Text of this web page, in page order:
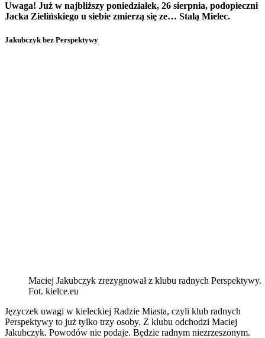
Uwaga! Już w najbliższy poniedziałek, 26 sierpnia, podopieczni
Jacka Zielińskiego u siebie zmierzą się ze… Stalą Mielec.
Jakubczyk bez Perspektywy
Maciej Jakubczyk zrezygnował z klubu radnych Perspektywy.
Fot. kielce.eu
Języczek uwagi w kieleckiej Radzie Miasta, czyli klub radnych
Perspektywy to już tylko trzy osoby. Z klubu odchodzi Maciej
Jakubczyk. Powodów nie podaje. Będzie radnym niezrzeszonym.